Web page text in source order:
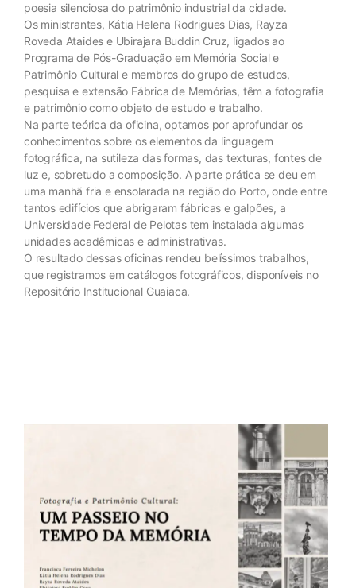
poesia silenciosa do patrimônio industrial da cidade.
Os ministrantes, Kátia Helena Rodrigues Dias, Rayza
Roveda Ataides e Ubirajara Buddin Cruz, ligados ao
Programa de Pós-Graduação em Memória Social e
Patrimônio Cultural e membros do grupo de estudos,
pesquisa e extensão Fábrica de Memórias, têm a fotografia
e patrimônio como objeto de estudo e trabalho.
Na parte teórica da oficina, optamos por aprofundar os
conhecimentos sobre os elementos da linguagem
fotográfica, na sutileza das formas, das texturas, fontes de
luz e, sobretudo a composição. A parte prática se deu em
uma manhã fria e ensolarada na região do Porto, onde entre
tantos edifícios que abrigaram fábricas e galpões, a
Universidade Federal de Pelotas tem instalada algumas
unidades acadêmicas e administrativas.
O resultado dessas oficinas rendeu belíssimos trabalhos,
que registramos em catálogos fotográficos, disponíveis no
Repositório Institucional Guaiaca.